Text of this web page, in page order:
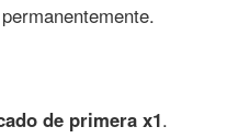
de primera x1.